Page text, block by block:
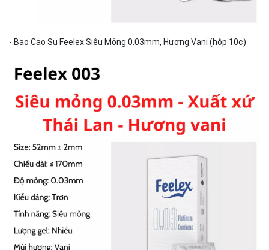
- Bao Cao Su Feelex Siêu Mỏng 0.03mm, Hương Vani (hộp 10c)